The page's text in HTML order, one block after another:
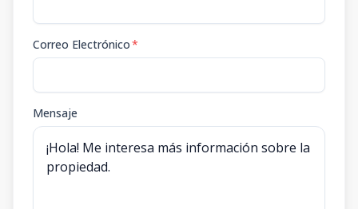
Correo Electrónico*
Mensaje